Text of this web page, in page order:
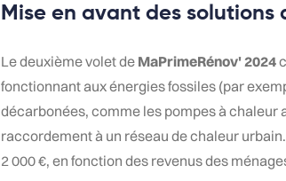
Mise en avant des
Le deuxième volet de MaPrimeRénov' 2024
fonctionnant aux énergies fossiles (par
décarbonées, comme les pompes à chaleur
raccordement à un réseau de chaleur
2 000 €, en fonction des revenus des